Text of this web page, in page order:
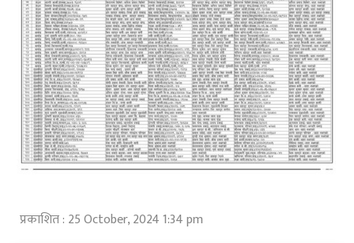
प्रकाशित : 25 October, 2024 1:34 pm